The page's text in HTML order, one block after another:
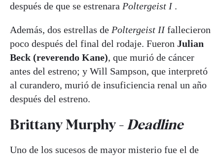
después de que se estrenara Poltergeist I.
Además, dos estrellas de Poltergeist IIfallecieron
poco después del final del rodaje. Fueron Julian
Beck (reverendo Kane), que murió de cáncer
antes del estreno; y Will Sampson, que interpretó
al curandero, murió de insuficiencia renal un año
después del estreno.
Brittany Murphy - Deadline
Uno de los sucesos de mayor misterio fue el de